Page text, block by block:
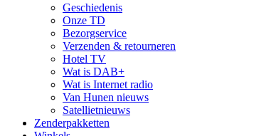
Geschiedenis
Onze TD
Bezorgservice
Verzenden & retourneren
Hotel TV
Wat is DAB+
Wat is Internet radio
Van Hunen nieuws
Satellietnieuws
Zenderpakketten